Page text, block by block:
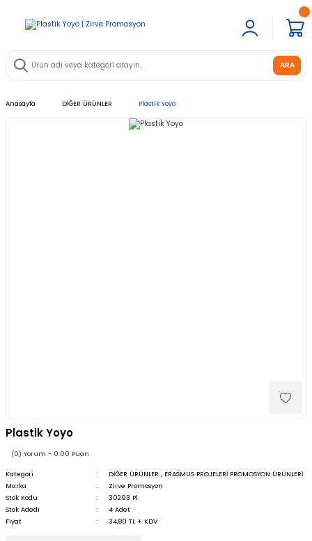
ARA
Anasayfa DİĞER ÜRÜNLER Plastik Yoyo
Plastik Yoyo
(0) Yorum - 0.00 Puan
Kategori DİĞER ÜRÜNLER , ERASMUS PROJELERİ PROMOSYON ÜRÜNLERİ
Marka
Zirve Promosyon
Stok Kodu
30293 Pl
Stok Adedi
4 Adet
Fiyat
34,80 TL + KDV